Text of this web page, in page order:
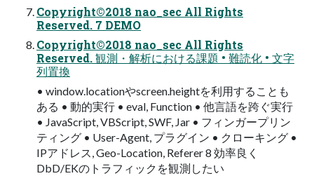
Copyright©2018 nao_sec All Rights
Reserved. 7 DEMO
Copyright©2018 nao_sec All Rights
Reserved. 観測・解析における課題 • 難読化 • 文字
列置換
• window.locationやscreen.heightを利用することも
ある • 動的実行 • eval, Function • 他言語を跨ぐ実行
• JavaScript, VBScript, SWF, Jar • フィンガープリン
ティング • User-Agent, プラグイン • クローキング •
IPアドレス, Geo-Location, Referer 8 効率良く
DbD/EKのトラフィックを観測したい